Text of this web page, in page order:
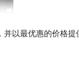
并以最优惠的价格提